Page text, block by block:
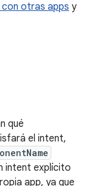
otras apps y
qué
el intent,
intent explícito
app, ya que